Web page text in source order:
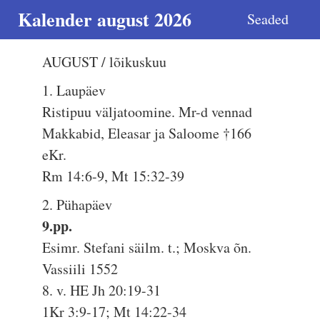
Kalender august 2026 Seaded
AUGUST / lõikuskuu
1. Laupäev
Ristipuu väljatoomine. Mr-d vennad
Makkabid, Eleasar ja Saloome †166
eKr.
Rm 14:6-9, Mt 15:32-39
2. Pühapäev
9.pp.
Esimr. Stefani säilm. t.; Moskva õn.
Vassiili 1552
8. v. HE Jh 20:19-31
1Kr 3:9-17; Mt 14:22-34